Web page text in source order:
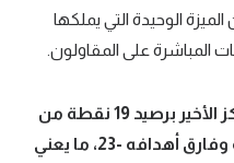
الوحيدة التي يملكها
المباشرة على المقاولون.
عمليا، انتهى أمر الداخلية في المركز الأخير برصيد 19 نقطة من
30 مباراة، فحده الأقصى 31 نقطة وفارق أهدافه -23، ما يعني